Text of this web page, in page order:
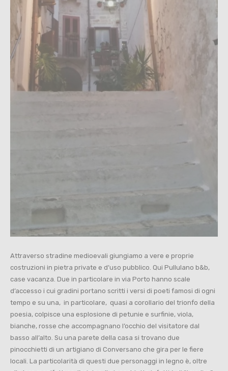
Attraverso stradine medioevali giungiamo a vere e proprie
costruzioni in pietra private e d’uso pubblico. Qui Pullulano b&b,
case vacanza. Due in particolare in via Porto hanno scale
d’accesso i cui gradini portano scritti i versi di poeti famosi di ogni
tempo e su una, in particolare, quasi a corollario del trionfo della
poesia, colpisce una esplosione di petunie e surfinie, viola,
bianche, rosse che accompagnano l’occhio del visitatore dal
basso all’alto. Su una parete della casa si trovano due
pinocchietti di un artigiano di Conversano che gira per le fiere
locali. La particolarità di questi due personaggi in legno è, oltre